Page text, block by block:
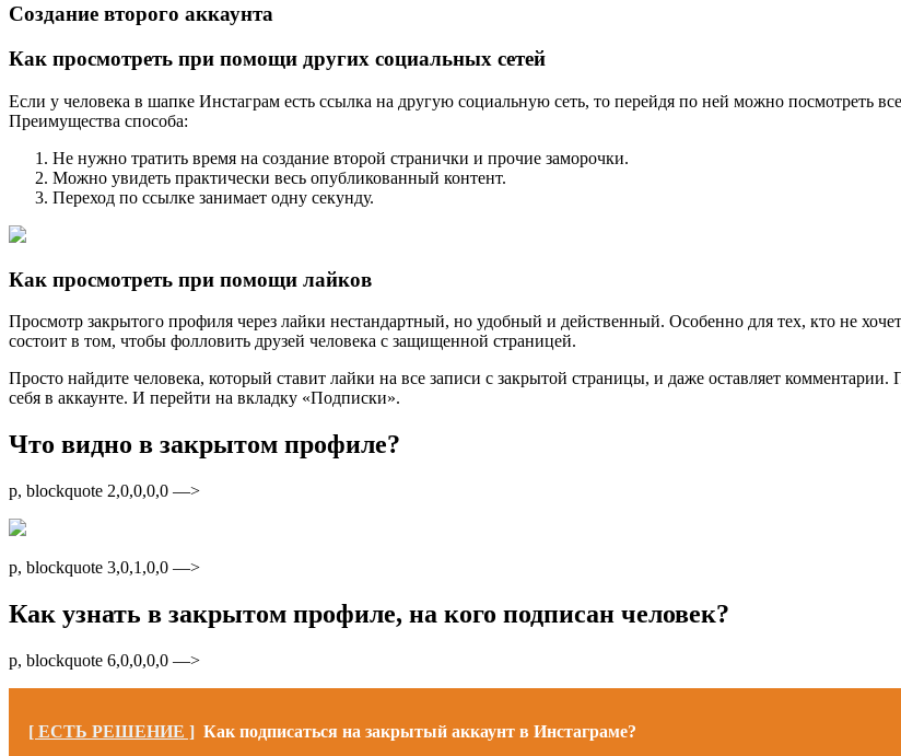
Создание второго аккаунта
Как просмотреть при помощи других социальных сетей
Если у человека в шапке Инстаграм есть ссылка на другую социальную сеть, то перейдя по ней можно посмотреть
Преимущества способа:
Не нужно тратить время на создание второй странички и прочие заморочки.
Можно увидеть практически весь опубликованный контент.
Переход по ссылке занимает одну секунду.
Как просмотреть при помощи лайков
Просмотр закрытого профиля через лайки нестандартный, но удобный и действенный. Особенно для тех, кто не
состоит в том, чтобы фолловить друзей человека с защищенной страницей.
Просто найдите человека, который ставит лайки на все записи с закрытой страницы, и даже оставляет
себя в аккаунте. И перейти на вкладку «Подписки».
Что видно в закрытом профиле?
p, blockquote 2,0,0,0,0 —>
p, blockquote 3,0,1,0,0 —>
Как узнать в закрытом профиле, на кого подписан человек?
p, blockquote 6,0,0,0,0 —>
[ ЕСТЬ РЕШЕНИЕ ] Как подписаться на закрытый аккаунт в Инстаграме?